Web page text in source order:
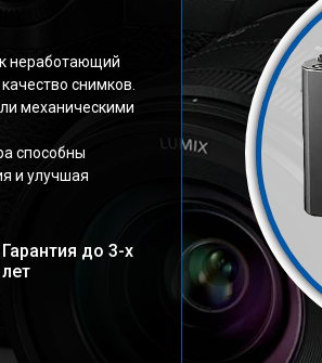
неработающий
снимков.
механическими
способны
и улучшая
Гарантия до 3-х
лет